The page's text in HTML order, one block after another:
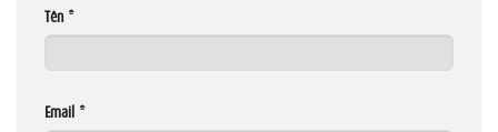
Tên *
Email *